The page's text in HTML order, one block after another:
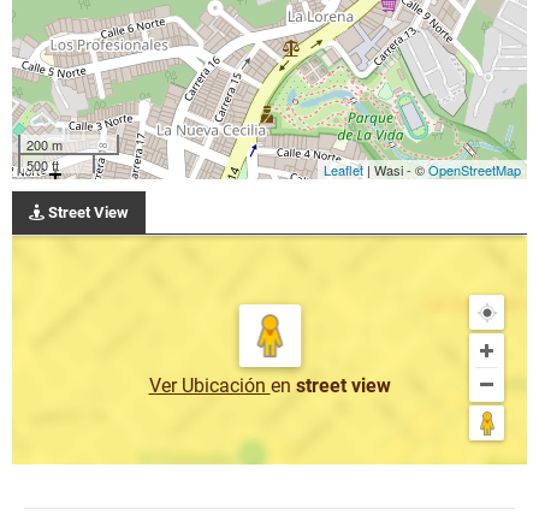
200 m
500 ft
Leaflet | Wasi - ©OpenStreetMap
Street View
Ver Ubicación en street view